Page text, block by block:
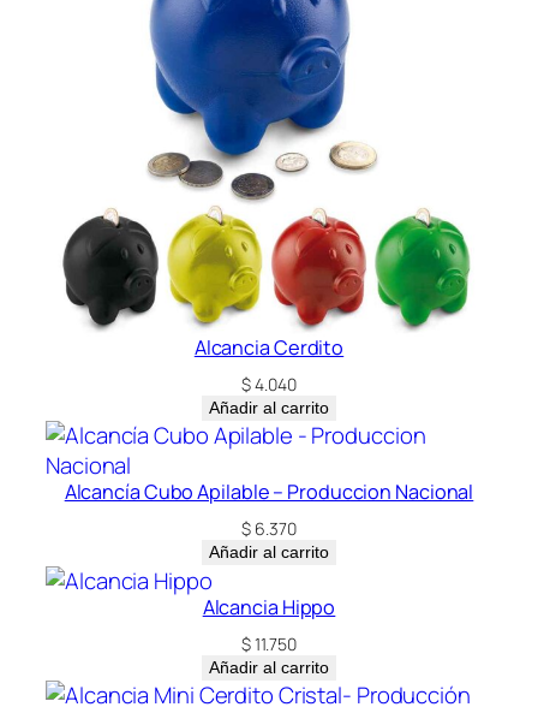
Alcancia Cerdito
$4.040
Añadir al carrito
Alcancía Cubo Apilable – Produccion Nacional
$ 6.370
Añadir al carrito
Alcancia Hippo
$11.750
Añadir al carrito